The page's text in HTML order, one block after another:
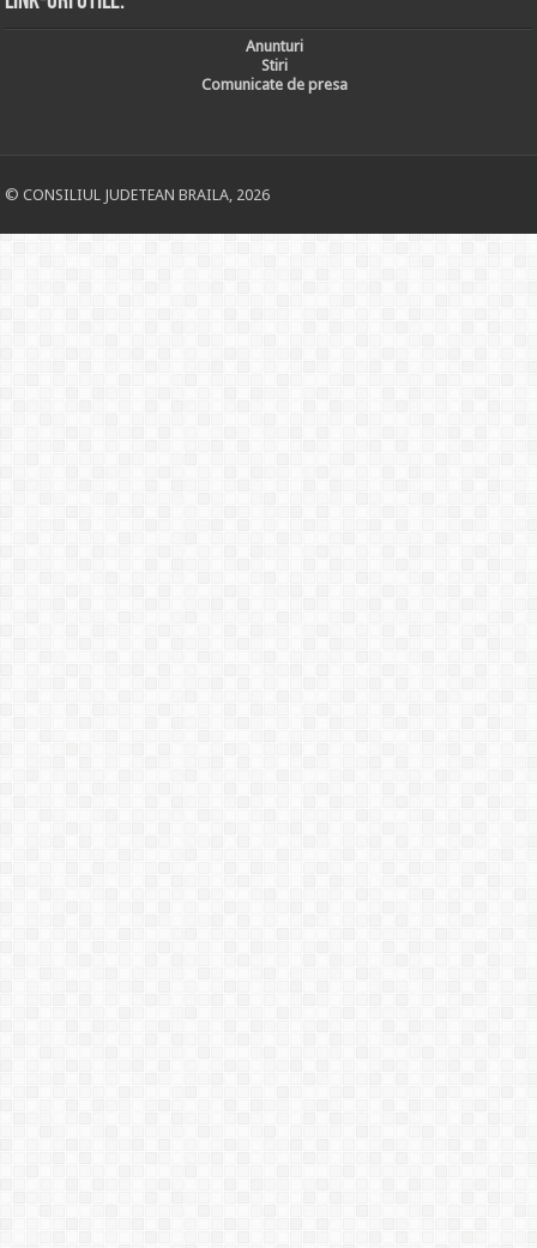
Anunturi
Stiri
Comunicate de presa
© CONSILIUL JUDETEAN BRAILA, 2026